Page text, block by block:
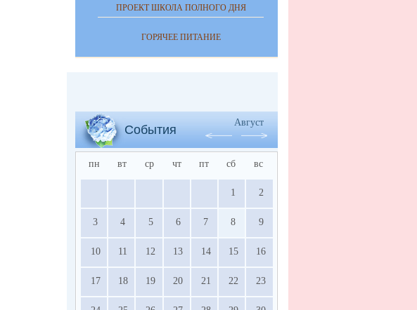
ПРОЕКТ ШКОЛА ПОЛНОГО ДНЯ
ГОРЯЧЕЕ ПИТАНИЕ
События
Август
пн вт ср чт пт сб вс
1 2
3 4 5 6 7 8 9
10 11 12 13 14 15 16
17 18 19 20 21 22 23